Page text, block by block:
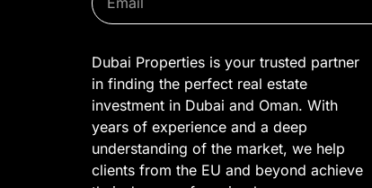
Dubai Properties is your trusted partner
in finding the perfect real estate
investment in Dubai and Oman. With
years of experience and a deep
understanding of the market, we help
clients from the EU and beyond achieve